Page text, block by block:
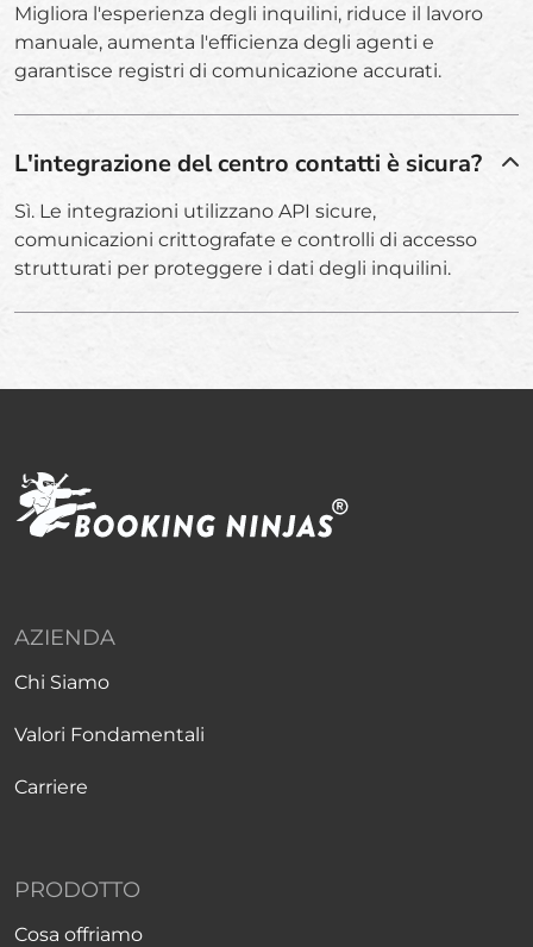
Migliora l'esperienza degli inquilini, riduce il lavoro
manuale, aumenta l'efficienza degli agenti e
garantisce registri di comunicazione accurati.
L'integrazione del centro contatti è sicura?
Sì. Le integrazioni utilizzano API sicure,
comunicazioni crittografate e controlli di accesso
strutturati per proteggere i dati degli inquilini.
AZIENDA
Chi Siamo
Valori Fondamentali
Carriere
PRODOTTO
Cosa offriamo